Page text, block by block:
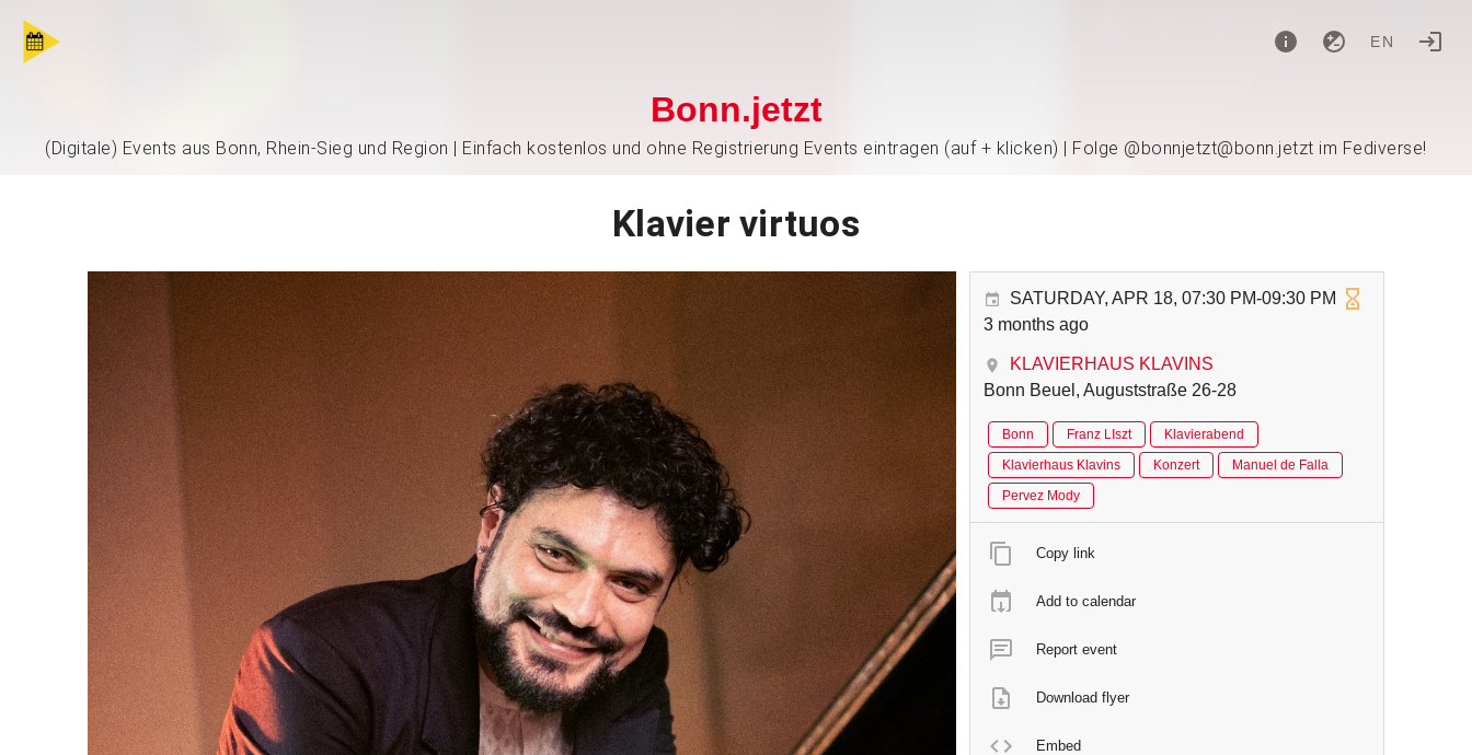
EN
Bonn.jetzt
(Digitale) Events aus Bonn, Rhein-Sieg und Region | Einfach kostenlos und ohne Registrierung Events eintragen (auf + klicken) | Folge @bonnjetzt@bonn.jetzt im Fediverse!
Klavier virtuos
SATURDAY, APR 18, 07:30 PM-09:30 PM
3 months ago
KLAVIERHAUS KLAVINS
Bonn Beuel, Auguststraße 26-28
Bonn Franz LIszt
Klavierabend
Klavierhaus Klavins
Konzert
Manuel de Falla
Pervez Mody
Copy link
Add to calendar
Report event
Download flyer
Embed